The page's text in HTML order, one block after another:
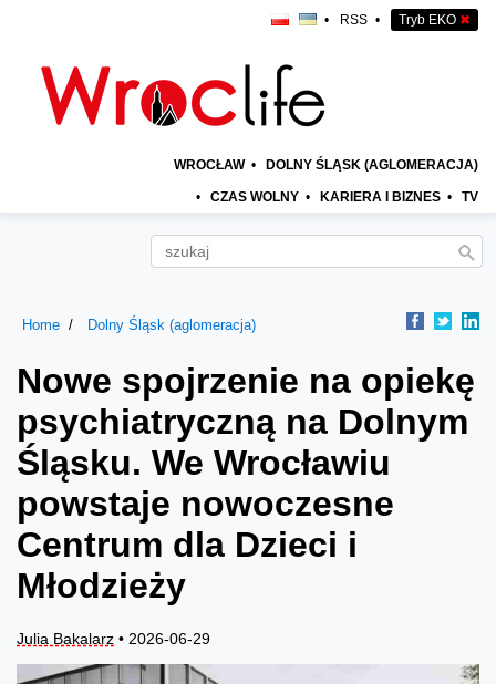
• RSS • Tryb EKO ✖
WROCŁAW • DOLNY ŚLĄSK (AGLOMERACJA)
• CZAS WOLNY • KARIERA I BIZNES • TV
Home Dolny Śląsk (aglomeracja)
Nowe spojrzenie na opiekę
psychiatryczną na Dolnym
Śląsku. We Wrocławiu
powstaje nowoczesne
Centrum dla Dzieci i
Młodzieży
Julia Bakalarz • 2026-06-29